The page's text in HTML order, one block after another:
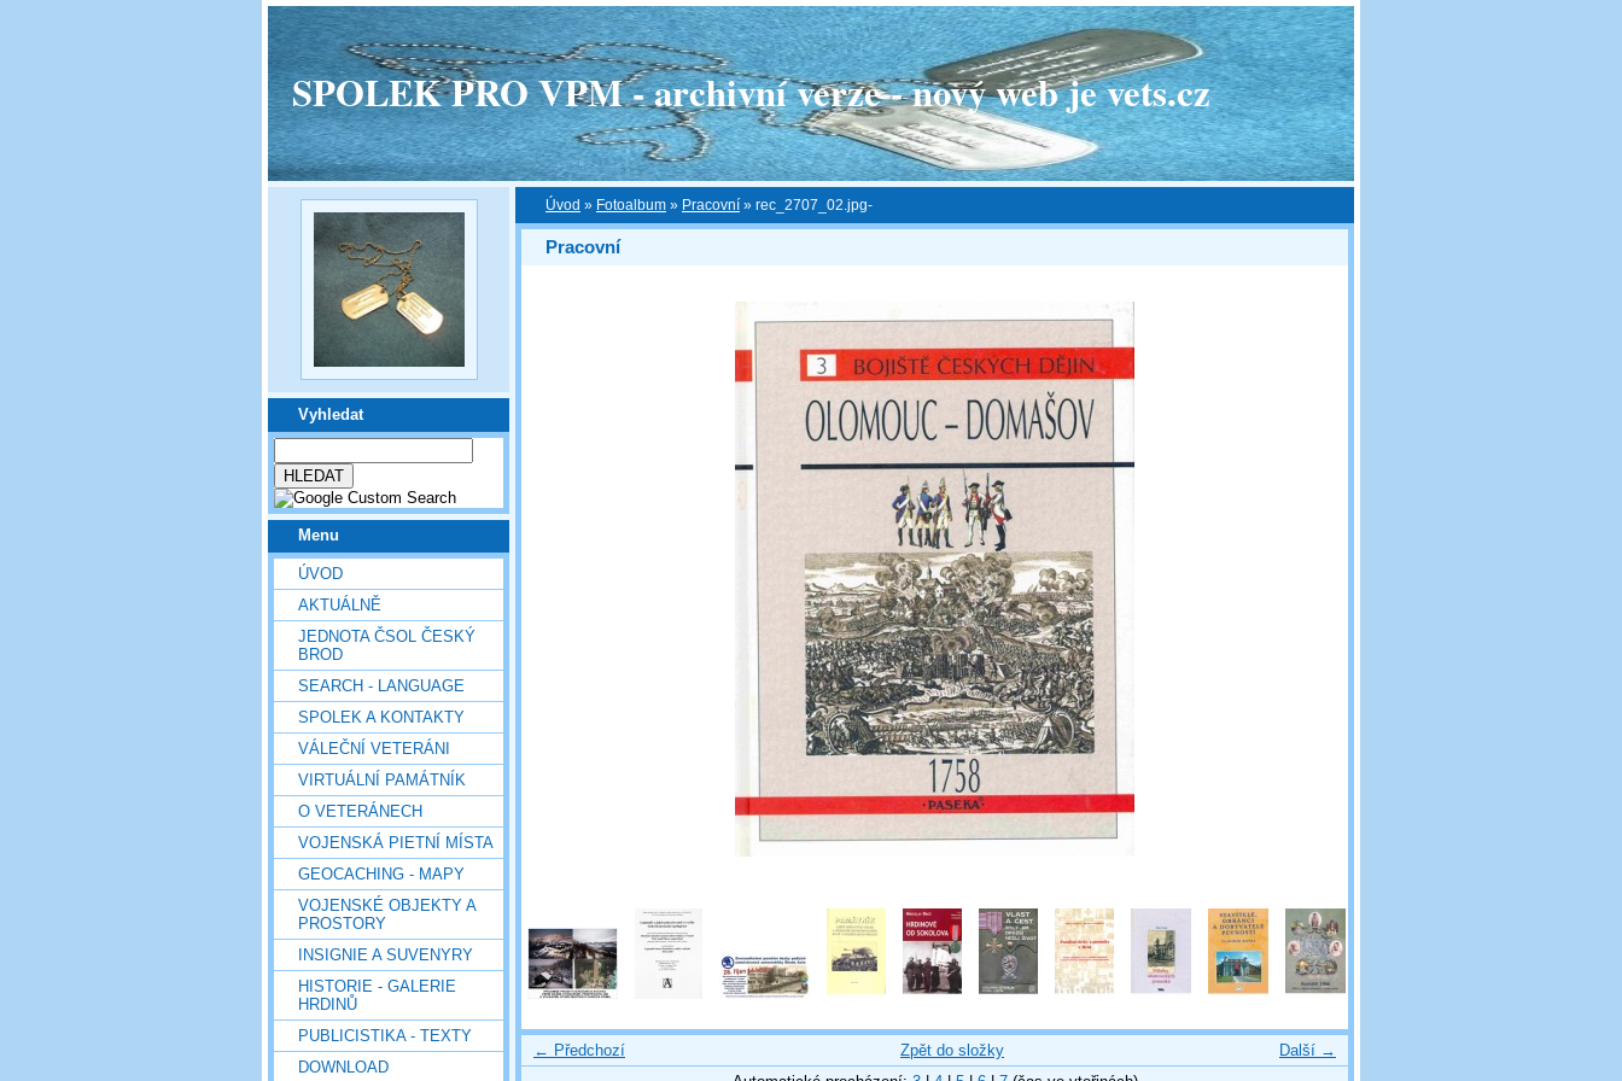
SPOLEK PRO VPM - archivní verze - nový web je vets.cz
Vyhledat
Menu
ÚVOD
AKTUÁLNĚ
JEDNOTA ČSOL ČESKÝ
BROD
SEARCH - LANGUAGE
SPOLEK A KONTAKTY
VÁLEČNÍ VETERÁNI
VIRTUÁLNÍ PAMÁTNÍK
O VETERÁNECH
VOJENSKÁ PIETNÍ MÍSTA
GEOCACHING - MAPY
VOJENSKÉ OBJEKTY A
PROSTORY
INSIGNIE A SUVENYRY
HISTORIE - GALERIE
HRDINŮ
PUBLICISTIKA - TEXTY
DOWNLOAD
Úvod » Fotoalbum » Pracovní » rec_2707_02.jpg-
Pracovní
← Předchozí Další →
Zpět do složky